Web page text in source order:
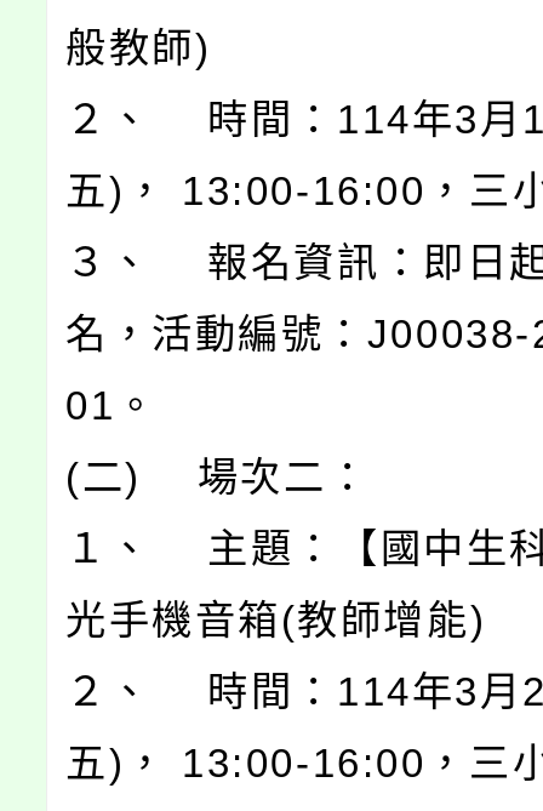
般教師)
２、 時間：114年3月
五)， 13:00-16:00，三
３、 報名資訊：即日
名，活動編號：
01。
(二) 場次二：
１、 主題：【國中生
光手機音箱(教師增能)
２、 時間：114年3月
五)， 13:00-16:00，三